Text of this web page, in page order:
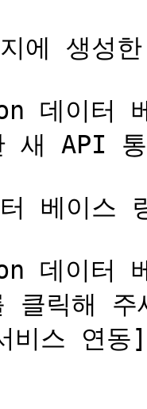
에 생성
데이터
새 API
베이스
데이터
클릭해 주
비스 연